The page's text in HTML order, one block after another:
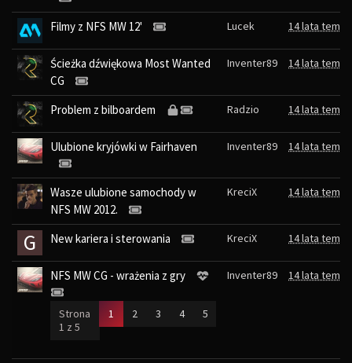
Filmy z NFS MW 12' Lucek 14 lata temu
Ścieżka dźwiękowa Most Wanted
CG
Inventer89 14 lata temu
Problem z bilboardem Radzio 14 lata temu
Ulubione kryjówki w Fairhaven Inventer89 14 lata temu
Wasze ulubione samochody w
NFS MW 2012.
KreciX 14 lata temu
G New kariera i sterowania KreciX 14 lata temu
NFS MW CG - wrażenia z gry
Strona
1 z 5
1 (current)
2 3 4 5
Inventer89 14 lata temu